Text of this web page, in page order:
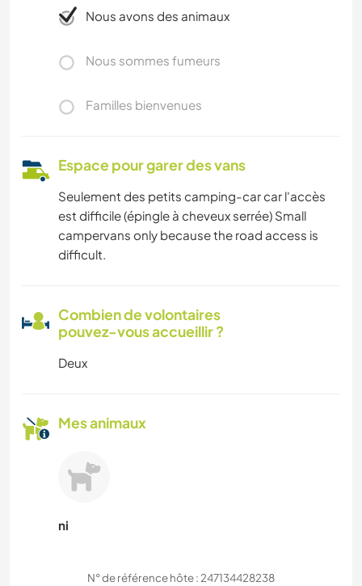
Nous avons des animaux
Nous sommes fumeurs
Familles bienvenues
Espace pour garer des vans
Seulement des petits camping-car car l'accès
est difficile (épingle à cheveux serrée) Small
campervans only because the road access is
difficult.
Combien de volontaires
pouvez-vous accueillir ?
Deux
Mes animaux
ni
N° de référence hôte : 247134428238